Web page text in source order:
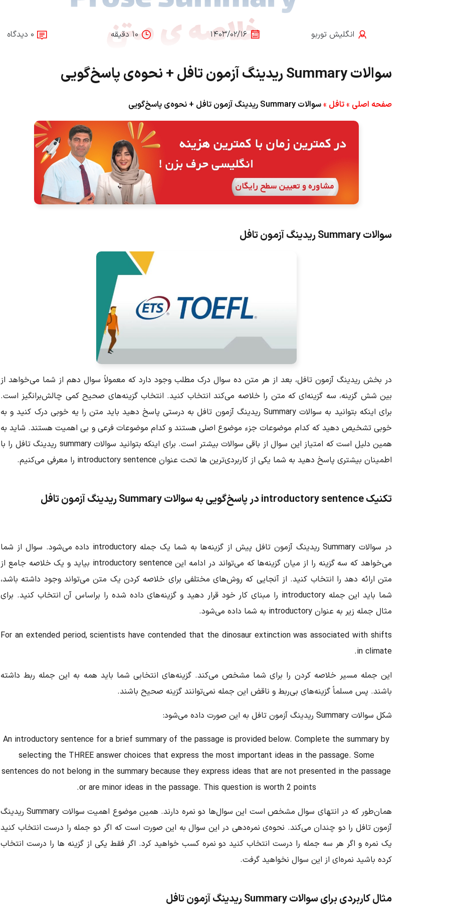
انگلیش‌ توربو ۱۴۰۳/۰۲/۱۶ ۱۰ دقیقه ۰ دیدگاه
سوالات Summary ریدینگ آزمون تافل + نحوه‌ی پاسخ‌گویی
صفحه اصلی » تافل » سوالات Summary ریدینگ آزمون تافل + نحوه‌ی پاسخ‌گویی
سوالات Summary ریدینگ آزمون تافل
در بخش ریدینگ آزمون تافل، بعد از هر متن ده سوال درک مطلب وجود دارد که معمولاً سوال دهم از شما می‌خواهد از
بین شش گزینه، سه گزینه‌ای که متن را خلاصه می‌کند انتخاب کنید. انتخاب گزینه‌های صحیح کمی چالش‌برانگیز است.
برای اینکه بتوانید به سوالات Summary ریدینگ آزمون تافل به درستی پاسخ دهید باید متن را یه خوبی درک کنید و به
خوبی تشخیص دهید که کدام موضوعات جزء موضوع اصلی‌ هستند و کدام موضوعات فرعی و بی اهمیت هستند‌. شاید به
همین دلیل است که امتیاز این سوال از باقی سوالات بیشتر است. برای اینکه بتوانید سوالات summary ریدینگ تافل را با
اطمینان بیشتری پاسخ دهید به شما یکی از کاربردی‌ترین ها تحت عنوان introductory sentence را معرفی می‌کنیم.
تکنیک introductory sentence در پاسخ‌گویی به سوالات Summary ریدینگ آزمون تافل
در سوالات Summary ریدینگ آزمون تافل پیش از گزینه‌ها به شما یک جمله introductory داده می‌شود. سوال از شما
می‌خواهد که سه گزینه را از میان گزینه‌ها که می‌تواند در ادامه این introductory sentence بیاید و یک خلاصه جامع از
متن ارائه دهد را انتخاب کنید. از آنجایی که روش‌های مختلفی برای خلاصه کردن یک متن می‌تواند وجود داشته باشد،
شما باید این جمله introductory را مبنای کار خود قرار دهید و گزینه‌های داده شده را براساس آن انتخاب کنید. برای
مثال جمله زیر به عنوان introductory به شما داده می‌شود.
For an extended period, scientists have contended that the dinosaur extinction was associated with shifts
in climate.
این جمله مسیر خلاصه کردن را برای شما مشخص می‌کند. گزینه‌های انتخابی شما باید همه به این جمله ربط داشته
باشند. پس مسلماً گزینه‌های بی‌ربط و ناقض این جمله نمی‌توانند گزینه صحیح باشند.
شکل سوالات Summary ریدینگ آزمون تافل به این صورت داده می‌شود:
An introductory sentence for a brief summary of the passage is provided below. Complete the summary by
selecting the THREE answer choices that express the most important ideas in the passage. Some
sentences do not belong in the summary because they express ideas that are not presented in the passage
or are minor ideas in the passage. This question is worth 2 points.
همان‌طور که در انتهای سوال مشخص است این سوال‌ها دو نمره دارند. همین موضوع اهمیت سوالات Summary ریدینگ
آزمون تافل را دو چندان می‌کند. نحوه‌ی نمره‌دهی در این سوال به این صورت است که اگر دو جمله را درست انتخاب کنید
یک نمره و اگر هر سه جمله را درست انتخاب کنید دو نمره کسب خواهید کرد. اگر فقط یکی از گزینه ها را درست انتخاب
کرده باشید نمره‌ای از این سوال نخواهید گرفت.
مثال کاربردی برای سوالات Summary ریدینگ آزمون تافل